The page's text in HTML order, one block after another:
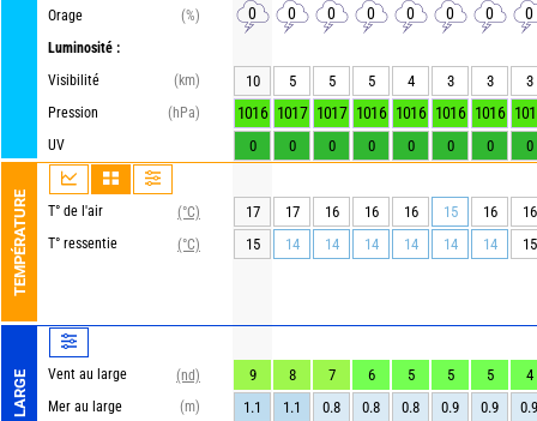
Orage
(%)
Luminosité :
Visibilité
(km)
Pression
(hPa)
UV
TEMPÉRATURE T° de l'air
(°C)
T° ressentie
(°C)
AU LARGE Vent au large
(nd)
Mer au large
(m)
0 0 0 0 0 0 0 0
10 5 5 5 4 3 3 3
1016 1017 1017 1016 1016 1016 1016
0 0 0 0 0 0 0 0
17 17 16 16 16 15 16
16
15
14 14 14 14 14 14 15
9 8 7 6 5 5 5
4
1.1
1.1 0.8 0.8 0.8 0.9 0.9 0.9